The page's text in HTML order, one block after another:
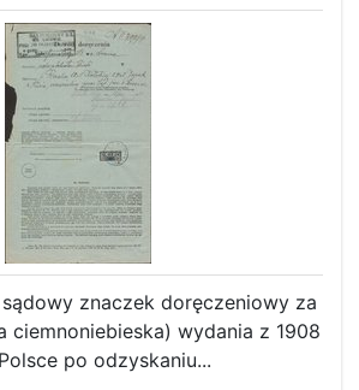
znaczek doręczeniowy za
ciemnoniebieska) wydania z 1908
po odzyskaniu...